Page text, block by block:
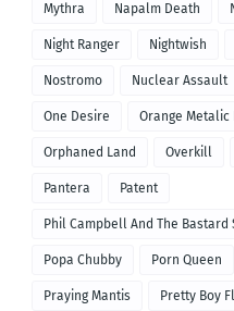
Mythra Napalm Death
Night Ranger Nightwish
Nostromo Nuclear Assault
One Desire Orange Metalic
Orphaned Land Overkill
Pantera Patent
Phil Campbell And The Bastard
Popa Chubby Porn Queen
Praying Mantis Pretty Boy